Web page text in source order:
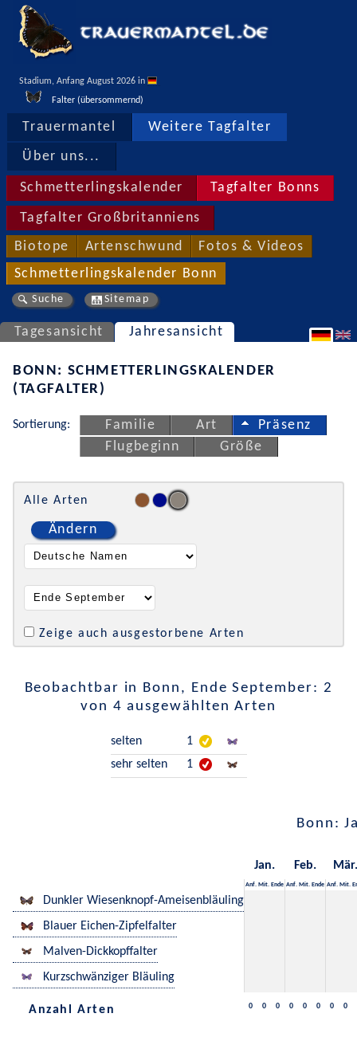
Stadium, Anfang August 2026 in
Falter (übersommernd)
Trauermantel Weitere Tagfalter
Über uns...
Schmetterlingskalender Tagfalter Bonns
Tagfalter Großbritanniens
Biotope Artenschwund Fotos & Videos
Schmetterlingskalender Bonn
Suche Sitemap
Tagesansicht Jahresansicht
BONN: SCHMETTERLINGSKALENDER
(TAGFALTER)
Sortierung: Familie Art
Präsenz
Flugbeginn
Größe
Alle Arten
Ändern
Zeige auch ausgestorbene Arten
Beobachtbar in Bonn, Ende September: 2
von 4 ausgewählten Arten
selten
1
sehr selten
1
Bonn:
Jan. Feb. Mär.
Anf. Mit. Ende Anf. Mit. Ende Anf. Mit.
Dunkler Wiesenknopf-Ameisenbläuling
Blauer Eichen-Zipfelfalter
Malven-Dickkopffalter
Kurzschwänziger Bläuling
Anzahl Arten 0 0 0 0 0 0 0 0